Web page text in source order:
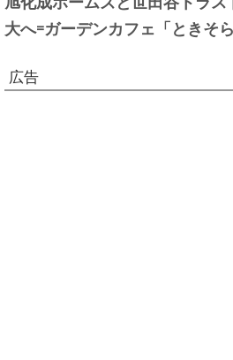
大へ=ガーデンカフェ「ときそ
広告